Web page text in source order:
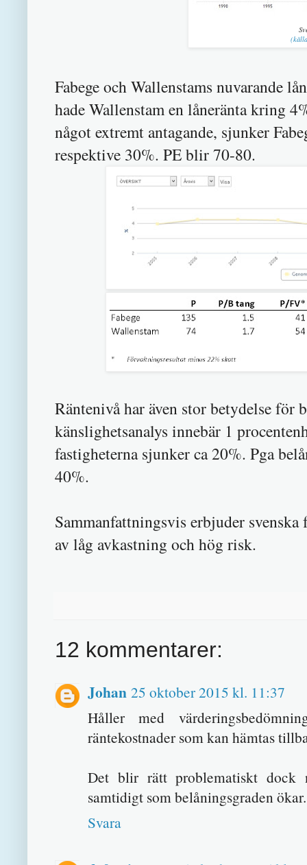
Fabege och Wallenstams nuvarande
hade Wallenstam en låneränta kring
något extremt antagande, sjunker
respektive 30%. PE blir 70-80.
Räntenivå har även stor betydelse
känslighetsanalys innebär 1
fastigheterna sjunker ca 20%. Pga
40%.
Sammanfattningsvis erbjuder
av låg avkastning och hög risk.
12 kommentarer:
Johan 25 oktober 2015 kl. 11:37
Håller med
räntekostnader som kan hämtas
Det blir rätt problematiskt dock
samtidigt som belåningsgraden ökar.
Svara